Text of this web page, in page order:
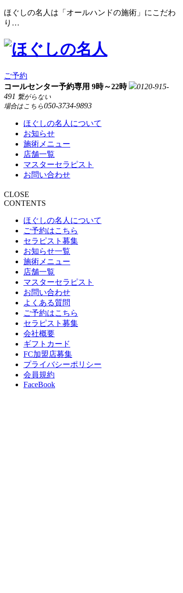
ほぐしの名人は「オールハンドの施術」にこだわ
り…
ご予約
コールセンター予約専用 9時～22時
0120-915-
491 繋がらない
場合はこちら050-3734-9893
ほぐしの名人について
お知らせ
施術メニュー
店舗一覧
マスターセラピスト
お問い合わせ
CLOSE
CONTENTS
ほぐしの名人について
ご予約はこちら
セラピスト募集
お知らせ一覧
施術メニュー
店舗一覧
マスターセラピスト
お問い合わせ
よくある質問
ご予約はこちら
セラピスト募集
会社概要
ギフトカード
FC加盟店募集
プライバシーポリシー
会員規約
FaceBook